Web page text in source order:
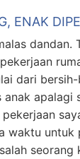
ENAK
dandan.
dari
anak apalagi
waktu untuk
seorang